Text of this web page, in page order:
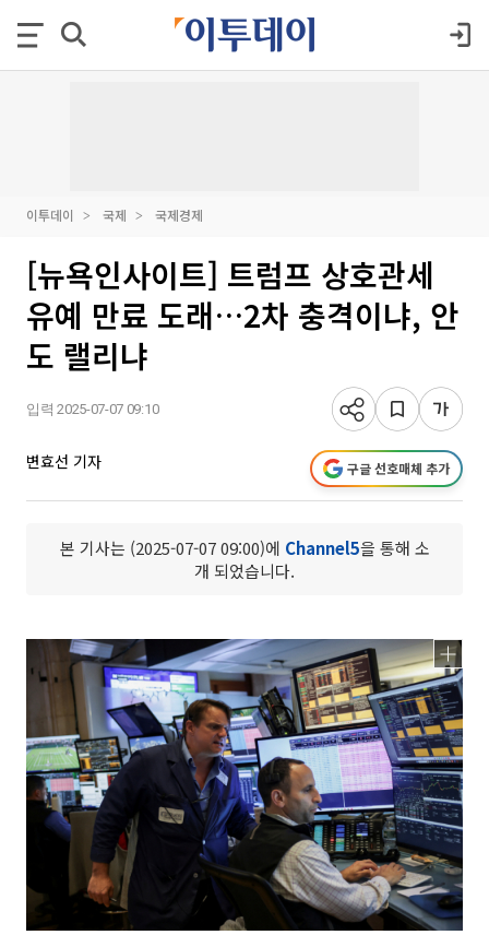
이투데이 국제 국제경제
[뉴욕인사이트] 트럼프 상호관세
유예 만료 도래…2차 충격이냐, 안
도 랠리냐
입력 2025-07-07 09:10
변효선 기자 구글 선호매체 추가
본 기사는 (2025-07-07 09:00)에 Channel5을 통해 소
개 되었습니다.